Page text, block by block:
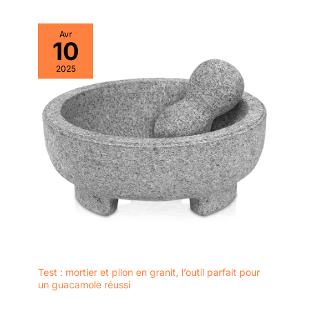
Avr
10
2025
Test : mortier et pilon en granit, l’outil parfait pour
un guacamole réussi